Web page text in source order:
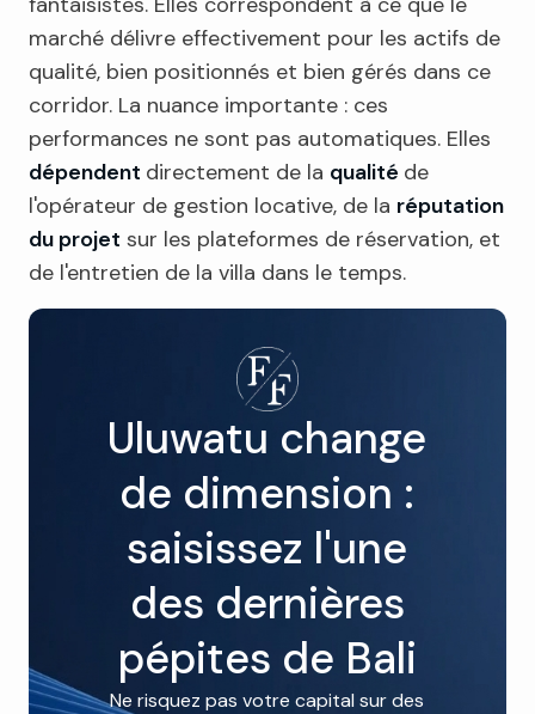
marché délivre effectivement pour les actifs de
qualité, bien positionnés et bien gérés dans ce
corridor. La nuance importante : ces
performances ne sont pas automatiques. Elles
dépendent directement de la qualité de
l'opérateur de gestion locative, de la réputation
du projet sur les plateformes de réservation, et
de l'entretien de la villa dans le temps.
Uluwatu change
de dimension :
saisissez l'une
des dernières
pépites de Bali
Ne risquez pas votre capital sur des